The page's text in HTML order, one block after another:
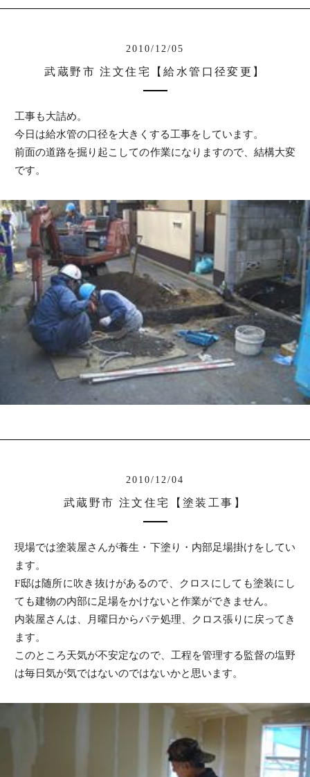
2010/12/05
武蔵野市 注文住宅【給水管口径変更】
工事も大詰め。
今日は給水管の口径を大きくする工事をしています。
前面の道路を掘り起こしての作業になりますので、結構大変
です。
2010/12/04
武蔵野市 注文住宅【塗装工事】
現場では塗装屋さんが養生・下塗り・内部足場掛けをしてい
ます。
F邸は随所に吹き抜けがあるので、クロスにしても塗装にし
ても建物の内部に足場をかけないと作業ができません。
内装屋さんは、月曜日からパテ処理、クロス張りに戻ってき
ます。
このところ天気が不安定なので、工程を管理する監督の塩野
は毎日気が気ではないのではないかと思います。